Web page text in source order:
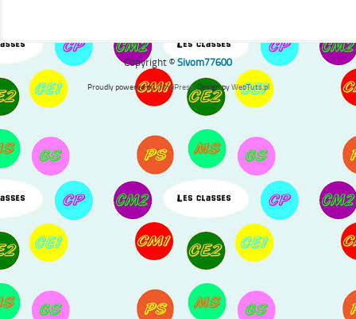
Copyright © Sivom77600
Proudly powered byWordPress. Design byWebTuts.pl